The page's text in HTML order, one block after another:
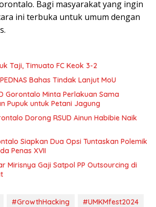
Bagi masyarakat yang ingin
ini terbuka untuk umum dengan
Taji, Timuato FC Keok 3-2
Bahas Tindak Lanjut MoU
Gorontalo Minta Perlakuan Sama
Pupuk untuk Petani Jagung
Dorong RSUD Ainun Habibie Naik
Siapkan Dua Opsi Tuntaskan Polemik
Penas XVII
Mirisnya Gaji Satpol PP Outsourcing di
#GrowthHacking #UMKMfest2024